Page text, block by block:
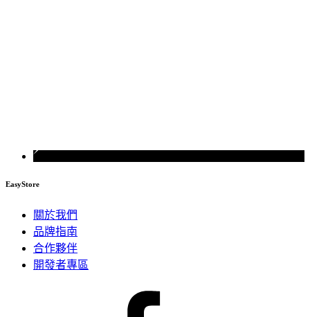
EasyStore
關於我們
品牌指南
合作夥伴
開發者專區